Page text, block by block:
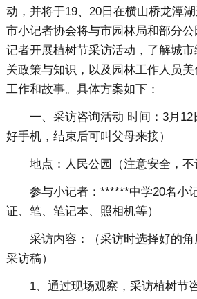
动，并将于19、20日在横山桥龙潭湖
市小记者协会将与市园林局和部分
记者开展植树节采访活动，了解城
关政策与知识，以及园林工作人员
工作和故事。具体方案如下：
一、采访咨询活动 时间：3月12
好手机，结束后可叫父母来接）
地点：人民公园（注意安全，不
参与小记者：******中学20名小
证、笔、笔记本、照相机等）
采访内容：（采访时选择好的
采访稿）
1、通过现场观察，采访植树节